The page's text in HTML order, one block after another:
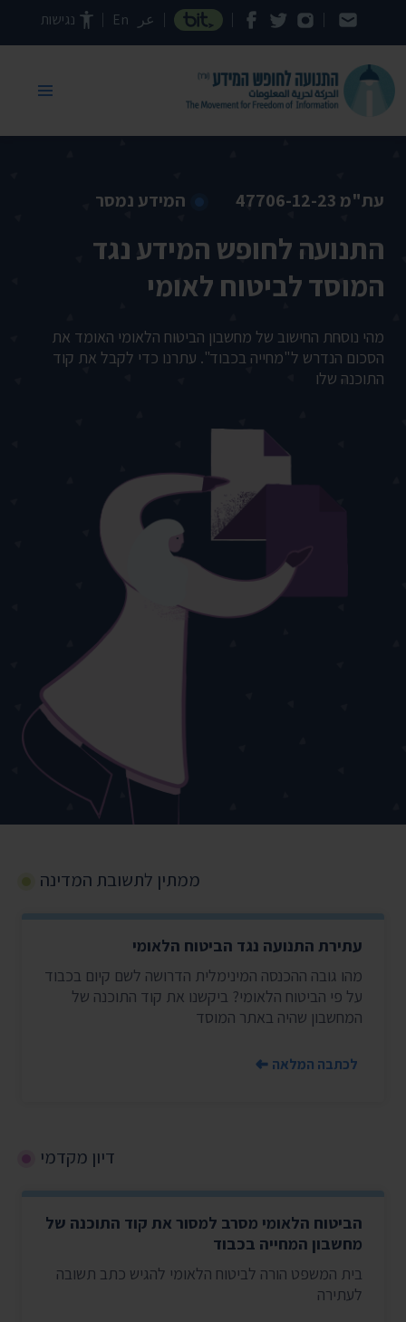
דילוג לתוכן העמוד عر En נגישות
עת"מ 47706-12-23 המידע נמסר
התנועה לחופש המידע נגד
המוסד לביטוח לאומי
מהי נוסחת החישוב של מחשבון הביטוח הלאומי האומד את
הסכום הנדרש ל"מחייה בכבוד". עתרנו כדי לקבל את קוד
התוכנה שלו
ממתין לתשובת המדינה
עתירת התנועה נגד הביטוח הלאומי
מהו גובה ההכנסה המינימלית הדרושה לשם קיום בכבוד
על פי הביטוח הלאומי? ביקשנו את קוד התוכנה של
המחשבון שהיה באתר המוסד
לכתבה המלאה
דיון מקדמי
הביטוח הלאומי מסרב למסור את קוד התוכנה של
מחשבון המחייה בכבוד
בית המשפט הורה לביטוח הלאומי להגיש כתב תשובה
לעתירה